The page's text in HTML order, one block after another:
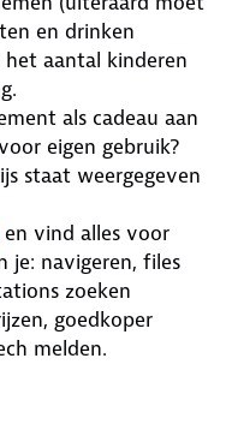
en drinken
aantal kinderen
als cadeau aan
eigen gebruik?
staat weergegeven
en vind alles voor
je: navigeren, files
zoeken
goedkoper
melden.